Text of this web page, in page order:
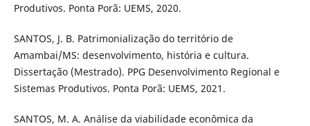
Produtivos. Ponta Porã: UEMS, 2020.
SANTOS, J. B. Patrimonialização do território de
Amambai/MS: desenvolvimento, história e cultura.
Dissertação (Mestrado). PPG Desenvolvimento Regional e
Sistemas Produtivos. Ponta Porã: UEMS, 2021.
SANTOS, M. A. Análise da viabilidade econômica da